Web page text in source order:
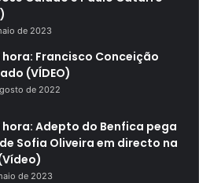
de 2023
Francisco Conceição
(VÍDEO)
de 2022
Adepto do Benfica pega
Sofia Oliveira em directo na
de 2023